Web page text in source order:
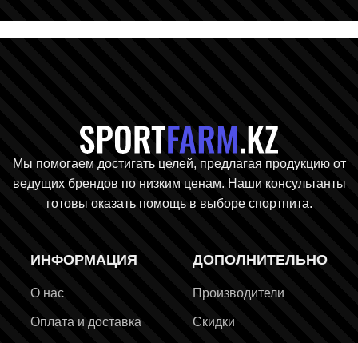
Мы помогаем достигать целей, предлагая продукцию от
ведущих брендов по низким ценам. Наши консультанты
готовы оказать помощь в выборе спортпита.
ИНФОРМАЦИЯ
О нас
Оплата и доставка
ДОПОЛНИТЕЛЬНО
Производители
Скидки